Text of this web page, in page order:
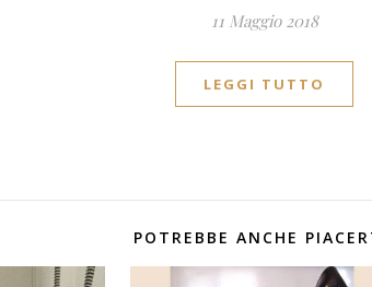
11 Maggio 2018
LEGGI TUTTO
POTREBBE ANCHE